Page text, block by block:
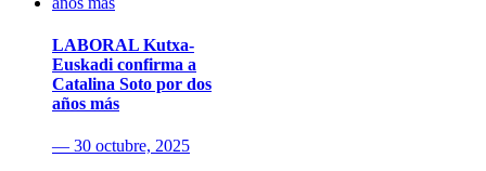
LABORAL Kutxa-
Euskadi confirma a
Catalina Soto por dos
años más
— 30 octubre, 2025